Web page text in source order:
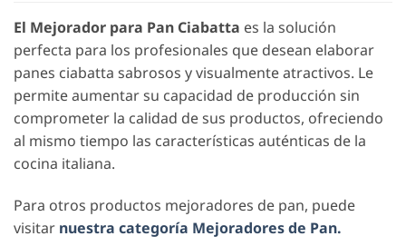
El Mejorador para Pan Ciabatta es la solución
perfecta para los profesionales que desean elaborar
panes ciabatta sabrosos y visualmente atractivos. Le
permite aumentar su capacidad de producción sin
comprometer la calidad de sus productos, ofreciendo
al mismo tiempo las características auténticas de la
cocina italiana.
Para otros productos mejoradores de pan, puede
visitar nuestra categoría Mejoradores de Pan.